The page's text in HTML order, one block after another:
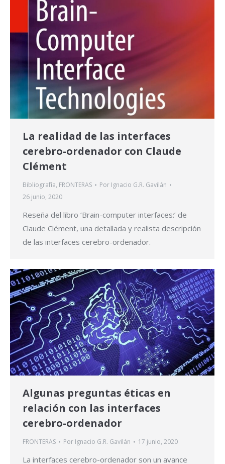
La realidad de las interfaces
cerebro-ordenador con Claude
Clément
Bibliografía, FRONTERAS Por Ignacio G.R. Gavilán
26 junio, 2020
Reseña del libro ‘Brain-computer interfaces:’ de
Claude Clément, una detallada y realista descripción
de las interfaces cerebro-ordenador.
Algunas preguntas éticas en
relación con las interfaces
cerebro-ordenador
FRONTERAS Por Ignacio G.R. Gavilán 17 junio, 2020
La interfaces cerebro-ordenador son un avance